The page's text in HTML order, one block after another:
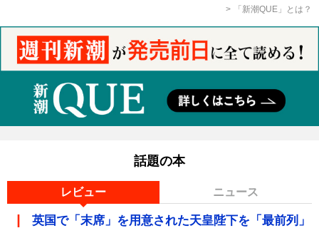
「新潮QUE」とは？
話題の本
レビュー ニュース
英国で「末席」を用意された天皇陛下を「最前列」